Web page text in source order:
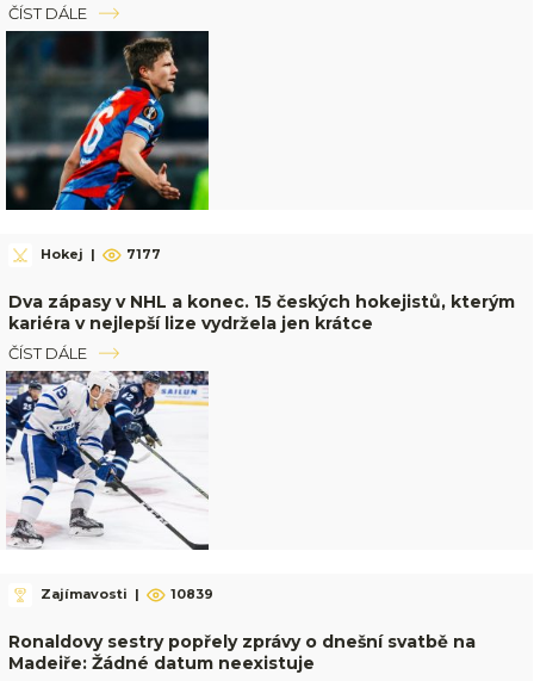
ČÍST DÁLE
Hokej | 7177
Dva zápasy v NHL a konec. 15 českých hokejistů, kterým
kariéra v nejlepší lize vydržela jen krátce
ČÍST DÁLE
Zajímavosti | 10839
Ronaldovy sestry popřely zprávy o dnešní svatbě na
Madeiře: Žádné datum neexistuje